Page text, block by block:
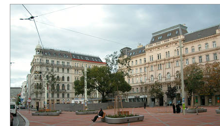
Veronika
Orso
Veronika
Orso
Peter
Fattinger
Veronika
Orso
Veronika
Orso
Veronika
Orso